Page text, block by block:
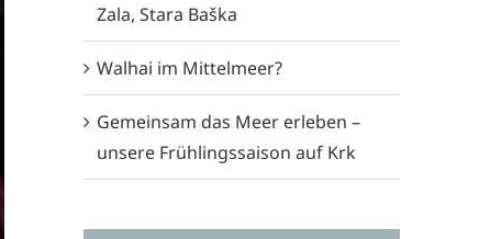
Zala, Stara Baška
Walhai im Mittelmeer?
Gemeinsam das Meer erleben –
unsere Frühlingssaison auf Krk